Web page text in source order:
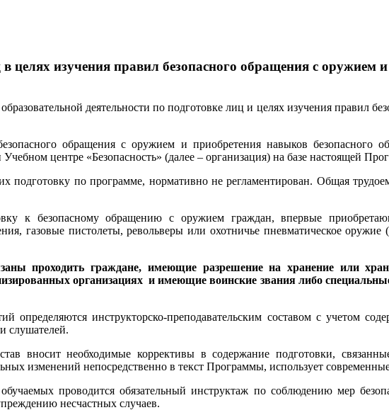
целях изучения правил безопасного обращения с оружием
дея­тельности по подготовке лиц и целях изучения правил
обращения с ору­жием и приобретения навыков безопасного
центре «Безопасность» (далее – организация) на базе настоящей
подготовку по про­грамме, нормативно не регламентирован. Общая
к безопасному обраще­нию с оружием граждан, впервые
газовые пистолеты, револьверы или охотничье пневматическое оружие
проходить граждане, имеющие разрешение на хранение или
организациях и имеющие воинские звания либо
определяются инструк­торско-преподавательским составом с учетом
слушателей.
вносит необходимые коррективы в содержание подготовки,
изменений непосредственно в текст Программы, использует
проводится обя­зательный инструктаж по соблюдению мер
несчастных случаев.